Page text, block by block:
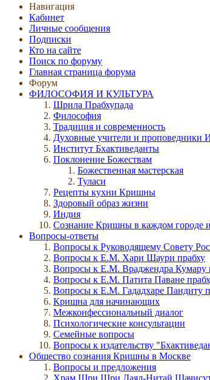
Навигация
Кабинет
Личные сообщения
Подписки
Кто на сайте
Поиск по форуму
Главная страница форума
Форум
ФИЛОСОФИЯ И КУЛЬТУРА
Шрила Прабхупада
Философия
Традиция и современность
Духовные учители и
Институт Бхактиведанты
Поклонение Божествам
Божественная мастерская
Туласи
Рецепты кухни Кришны
Здоровый образ жизни
Индия
Сознание Кришны в каждом городе
Вопросы-ответы
Вопросы к Руководящему Совету
Вопросы к Е.М. Хари Шаури прабху
Вопросы к Е.М. Враджендра Кумару
Вопросы к Е.М. Патита Паване
Вопросы к Е.М. Гададхаре Пандиту
Кришна для начинающих
Межконфессиональный диалог
Психологические консультации
Семейные вопросы
Вопросы к издательству
Общество сознания Кришны в Москве
Вопросы и предложения
Храм Шри Шри Даял-Нитай